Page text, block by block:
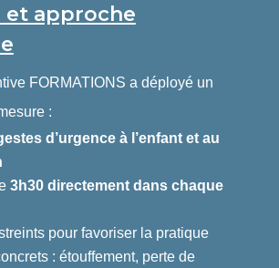
et approche
FORMATIONS a déployé un
:
d’urgence à l’enfant et au
3h30 directement dans chaque
pour favoriser la pratique
: étouffement, perte de